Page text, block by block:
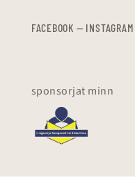
FACEBOOK — INSTAGRAM
sponsorjat minn